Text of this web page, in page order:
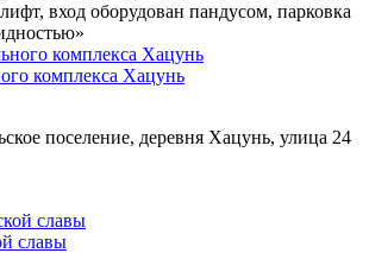
вход оборудован пандусом, парковка
комплекса Хацунь
поселение, деревня Хацунь, улица 24
славы